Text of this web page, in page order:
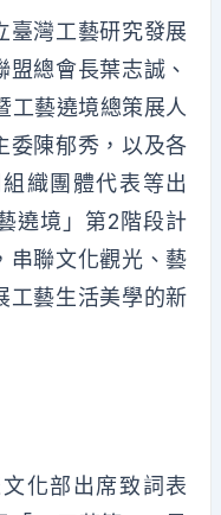
臺灣工藝研究發展
總會長葉志誠、
工藝遶境總策展人
委陳郁秀，以及各
織團體代表等出
遶境」第2階段計
串聯文化觀光、藝
工藝生活美學的新
化部出席致詞表